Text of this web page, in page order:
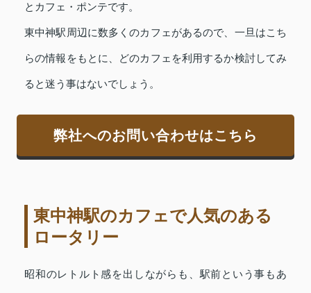
とカフェ・ポンテです。
東中神駅周辺に数多くのカフェがあるので、一旦はこち
らの情報をもとに、どのカフェを利用するか検討してみ
ると迷う事はないでしょう。
弊社へのお問い合わせはこちら
東中神駅のカフェで人気のある
ロータリー
昭和のレトルト感を出しながらも、駅前という事もあ